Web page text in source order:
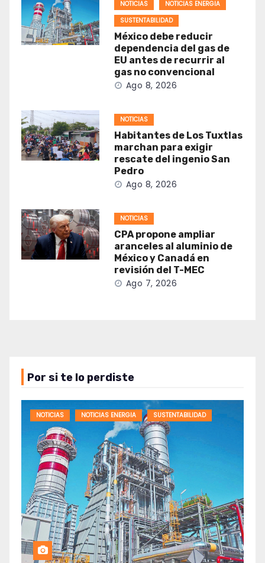
NOTICIAS
NOTICIAS ENERGIA
SUSTENTABILIDAD
México debe reducir
dependencia del gas de
EU antes de recurrir al
gas no convencional
Ago 8, 2026
NOTICIAS
Habitantes de Los Tuxtlas
marchan para exigir
rescate del ingenio San
Pedro
Ago 8, 2026
NOTICIAS
CPA propone ampliar
aranceles al aluminio de
México y Canadá en
revisión del T-MEC
Ago 7, 2026
Por si te lo perdiste
NOTICIAS NOTICIAS ENERGIA SUSTENTABILIDAD